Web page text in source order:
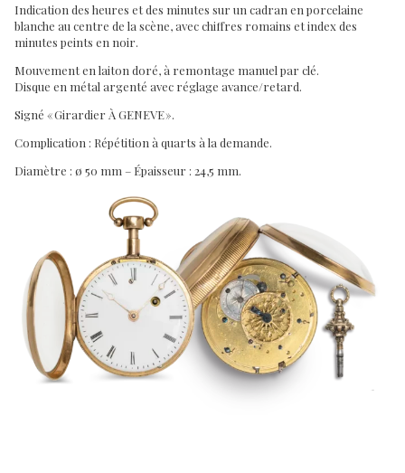
Indication des heures et des minutes sur un cadran en porcelaine
blanche au centre de la scène, avec chiffres romains et index des
minutes peints en noir.
Mouvement en laiton doré, à remontage manuel par clé.
Disque en métal argenté avec réglage avance/retard.
Signé « Girardier À GENEVE ».
Complication : Répétition à quarts à la demande.
Diamètre : ø 50 mm – Épaisseur : 24,5 mm.